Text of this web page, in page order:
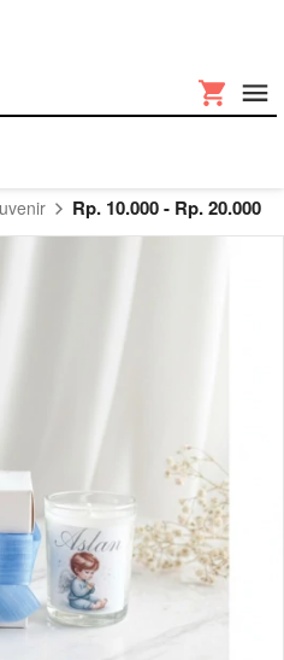
Rp. 10.000 - Rp. 20.000